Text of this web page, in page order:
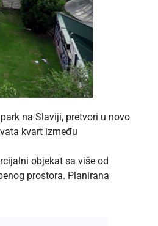
na Slaviji, pretvori u novo
kvart između
objekat sa više od
prostora. Planirana